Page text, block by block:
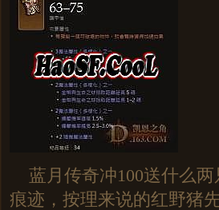
蓝月传奇冲100送什么两
痕迹，按理来说的红野猪